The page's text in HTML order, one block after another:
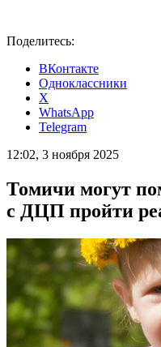
Поделитесь:
ВКонтакте
Одноклассники
X
WhatsApp
Telegram
12:02, 3 ноября 2025
Томичи могут
с ДЦП пройти